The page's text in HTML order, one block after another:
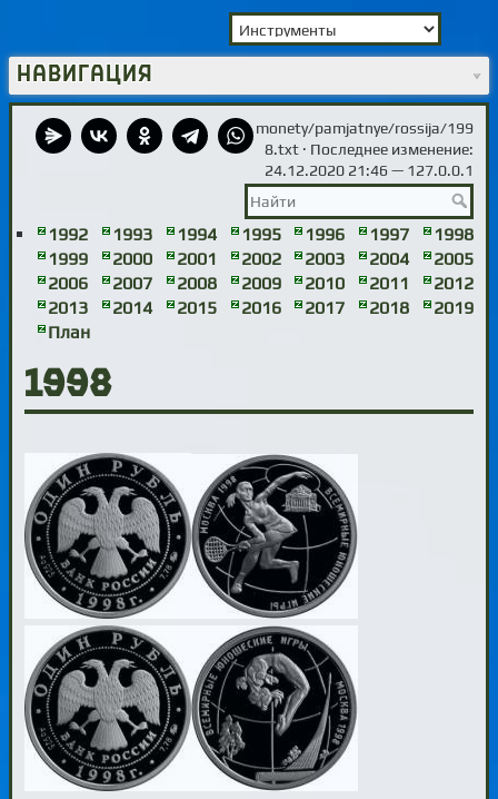
Навигация
monety/pamjatnye/rossija/199
8.txt· Последнее изменение:
24.12.2020 21:46 — 127.0.0.1
1992 1993 1994 1995 1996 1997
1998
1999
2000 2001 2002 2003 2004
2005
2006
2007 2008 2009 2010 2011
2012
2013
2014 2015 2016 2017 2018
2019
План
1998